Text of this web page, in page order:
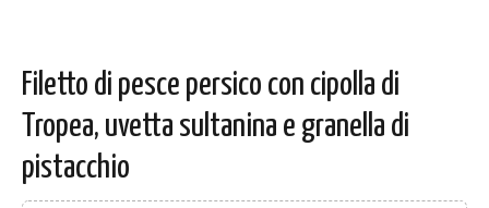
Filetto di pesce persico con cipolla di
Tropea, uvetta sultanina e granella di
pistacchio